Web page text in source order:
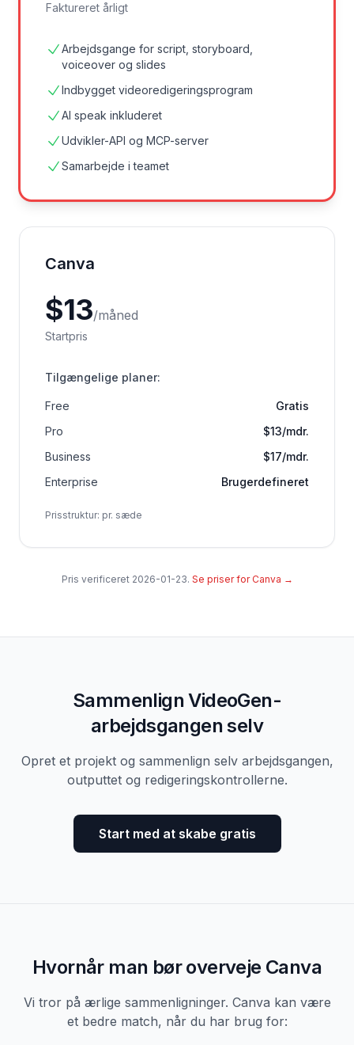
Faktureret årligt
Arbejdsgange for script, storyboard,
voiceover og slides
Indbygget videoredigeringsprogram
AI speak inkluderet
Udvikler-API og MCP-server
Samarbejde i teamet
Canva
$13/måned
Startpris
Tilgængelige planer:
Free
Gratis
Pro
$13/mdr.
Business
$17/mdr.
Enterprise
Brugerdefineret
Prisstruktur: pr. sæde
Pris verificeret 2026-01-23. Se priser for Canva →
Sammenlign VideoGen-
arbejdsgangen selv
Opret et projekt og sammenlign selv arbejdsgangen,
outputtet og redigeringskontrollerne.
Start med at skabe gratis
Hvornår man bør overveje Canva
Vi tror på ærlige sammenligninger. Canva kan være
et bedre match, når du har brug for: